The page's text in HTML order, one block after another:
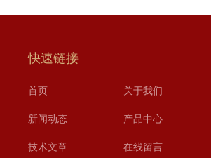
快速链接
首页 关于我们
新闻动态 产品中心
技术文章 在线留言